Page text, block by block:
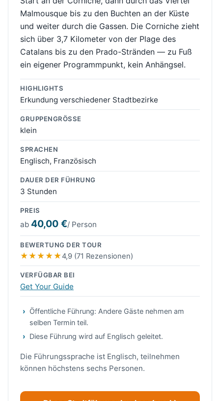
Malmousque bis zu den Buchten an der Küste
und weiter durch die Gassen. Die Corniche zieht
sich über 3,7 Kilometer von der Plage des
Catalans bis zu den Prado-Stränden — zu Fuß
ein eigener Programmpunkt, kein Anhängsel.
HIGHLIGHTS
Erkundung verschiedener Stadtbezirke
GRUPPENGRÖSSE
klein
SPRACHEN
Englisch, Französisch
DAUER DER FÜHRUNG
3 Stunden
PREIS
ab 40,00 €/ Person
BEWERTUNG DER TOUR
4,9 (71 Rezensionen)
VERFÜGBAR BEI
Get Your Guide
Öffentliche Führung: Andere Gäste nehmen am
selben Termin teil.
Diese Führung wird auf Englisch geleitet.
Die Führungssprache ist Englisch, teilnehmen
können höchstens sechs Personen.